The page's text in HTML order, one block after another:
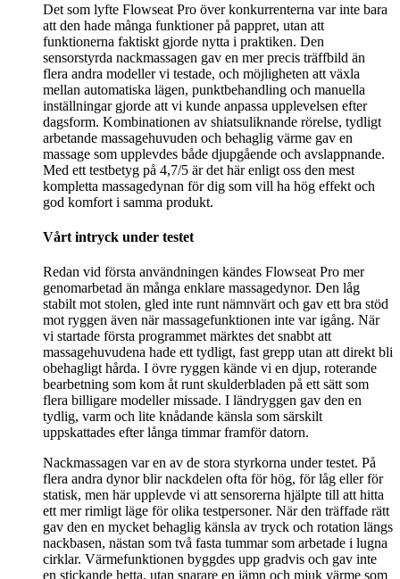
Det som lyfte Flowseat Pro över konkurrenterna var inte bara
att den hade många funktioner på pappret, utan att
funktionerna faktiskt gjorde nytta i praktiken. Den
sensorstyrda nackmassagen gav en mer precis träffbild än
flera andra modeller vi testade, och möjligheten att växla
mellan automatiska lägen, punktbehandling och manuella
inställningar gjorde att vi kunde anpassa upplevelsen efter
dagsform. Kombinationen av shiatsuliknande rörelse, tydligt
arbetande massagehuvuden och behaglig värme gav en
massage som upplevdes både djupgående och avslappnande.
Med ett testbetyg på 4,7/5 är det här enligt oss den mest
kompletta massagedynan för dig som vill ha hög effekt och
god komfort i samma produkt.
Vårt intryck under testet
Redan vid första användningen kändes Flowseat Pro mer
genomarbetad än många enklare massagedynor. Den låg
stabilt mot stolen, gled inte runt nämnvärt och gav ett bra stöd
mot ryggen även när massagefunktionen inte var igång. När
vi startade första programmet märktes det snabbt att
massagehuvudena hade ett tydligt, fast grepp utan att direkt bli
obehagligt hårda. I övre ryggen kände vi en djup, roterande
bearbetning som kom åt runt skulderbladen på ett sätt som
flera billigare modeller missade. I ländryggen gav den en
tydlig, varm och lite knådande känsla som särskilt
uppskattades efter långa timmar framför datorn.
Nackmassagen var en av de stora styrkorna under testet. På
flera andra dynor blir nackdelen ofta för hög, för låg eller för
statisk, men här upplevde vi att sensorerna hjälpte till att hitta
ett mer rimligt läge för olika testpersoner. När den träffade rätt
gav den en mycket behaglig känsla av tryck och rotation längs
nackbasen, nästan som två fasta tummar som arbetade i lugna
cirklar. Värmefunktionen byggdes upp gradvis och gav inte
en stickande hetta, utan snarare en jämn och mjuk värme som